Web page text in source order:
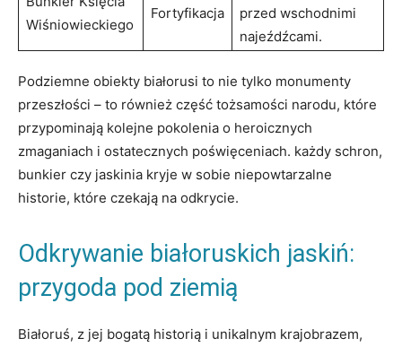
Wiśniowieckiego
Fortyfikacja
przed ⁤wschodnimi
najeźdźcami.
Podziemne obiekty białorusi to nie tylko monumenty
przeszłości – to​ również część tożsamości ​narodu, które
przypominają kolejne pokolenia o‍ heroicznych
zmaganiach‍ i ostatecznych poświęceniach. każdy schron,
bunkier czy ‌jaskinia kryje w sobie ‍niepowtarzalne
⁢historie, które czekają na odkrycie.
Odkrywanie białoruskich⁢ jaskiń:
przygoda ​pod ‍ziemią
Białoruś, z jej bogatą historią i unikalnym krajobrazem,